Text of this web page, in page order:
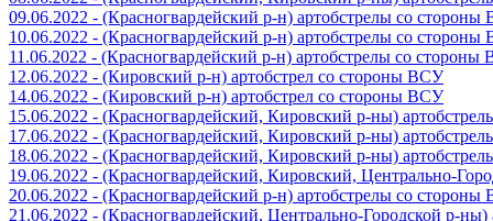
09.06.2022 - (Красногвардейский р-н) артобстрелы со
10.06.2022 - (Красногвардейский р-н) артобстрелы со
11.06.2022 - (Красногвардейский р-н) артобстрелы со стороны
12.06.2022 - (Кировский р-н) артобстрел со стороны ВСУ
14.06.2022 - (Кировский р-н) артобстрел со стороны ВСУ
15.06.2022 - (Красногвардейский, Кировский р-ны)
17.06.2022 - (Красногвардейский, Кировский р-ны)
18.06.2022 - (Красногвардейский, Кировский р-ны)
19.06.2022 - (Красногвардейский, Кировский, Центрально-
20.06.2022 - (Красногвардейский р-н) артобстрелы со
21.06.2022 - (Красногвардейский, Центрально-Городской р-